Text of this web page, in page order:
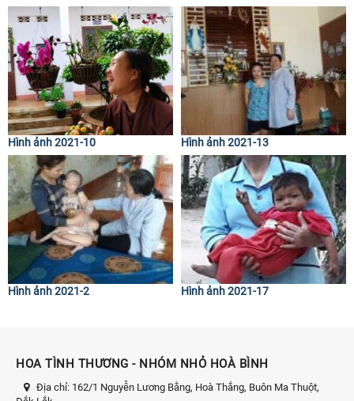
Hình ảnh 2021-10 Hình ảnh 2021-13
Hình ảnh 2021-2 Hình ảnh 2021-17
HOA TÌNH THƯƠNG - NHÓM NHỎ HOÀ BÌNH
Địa chỉ: 162/1 Nguyễn Lương Bằng, Hoà Thắng, Buôn Ma Thuột,